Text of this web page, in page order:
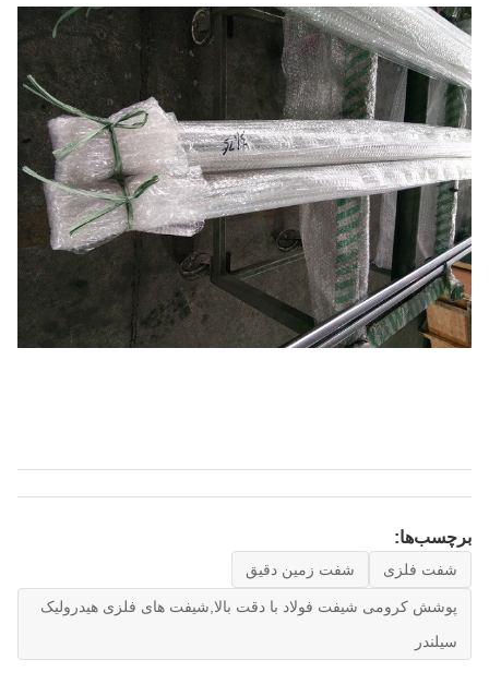
برچسب‌ها:
شفت فلزی شفت زمین دقیق
پوشش کرومی شیفت فولاد با دقت بالا,شیفت های فلزی هیدرولیک
سیلندر